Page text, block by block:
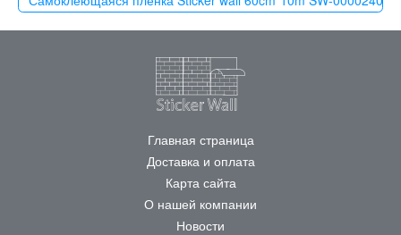
Главная страница
Доставка и оплата
Карта сайта
О нашей компании
Новости